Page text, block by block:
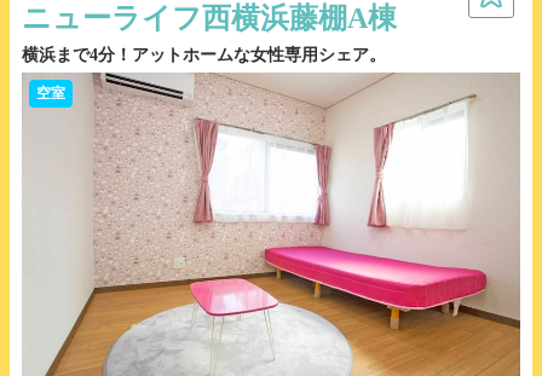
ニューライフ西横浜藤棚A棟
横浜まで4分！アットホームな女性専用シェア。
空室